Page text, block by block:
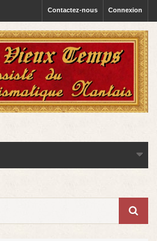
Connexion
Contactez-nous